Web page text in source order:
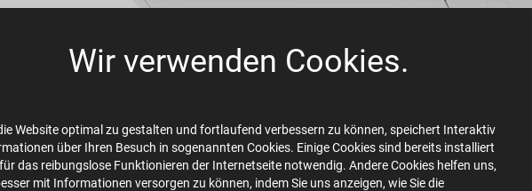
Wir verwenden Cookies.
Website optimal zu gestalten und fortlaufend verbessern zu können, speichert Interaktiv
über Ihren Besuch in sogenannten Cookies. Einige Cookies sind bereits installiert
das reibungslose Funktionieren der Internetseite notwendig. Andere Cookies helfen uns,
mit Informationen versorgen zu können, indem Sie uns anzeigen, wie Sie die